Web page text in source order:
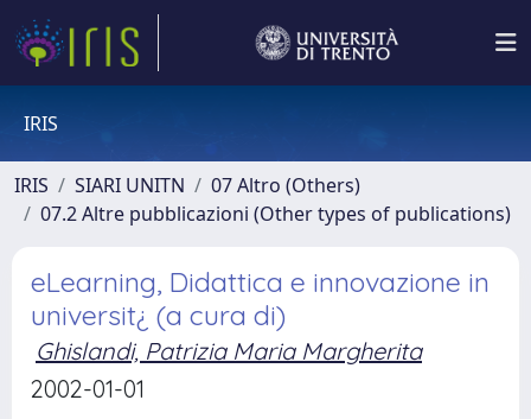
IRIS
IRIS SIARI UNITN
07 Altro (Others)
07.2 Altre pubblicazioni (Other types of publications)
eLearning, Didattica e innovazione in
universit¿ (a cura di)
Ghislandi, Patrizia Maria Margherita
2002-01-01